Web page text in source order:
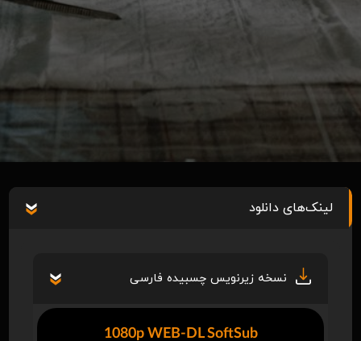
لینک‌های دانلود
نسخه زیرنویس چسبیده فارسی
1080p WEB-DL SoftSub